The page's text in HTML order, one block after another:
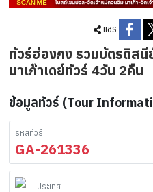
แชร์
ทัวร์ฮ่องกง รวมบัตรดิสนี
มาเก๊าเดย์ทัวร์ 4วัน 2คืน
ข้อมูลทัวร์ (Tour
รหัสทัวร์
GA-261336
ประเทศ